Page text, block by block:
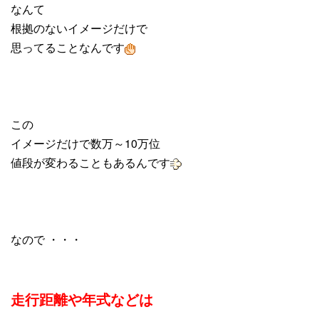
なんて
根拠のないイメージだけで
思ってることなんです
この
イメージだけで数万～10万位
値段が変わることもあるんです
なので ・・・
走行距離や年式などは